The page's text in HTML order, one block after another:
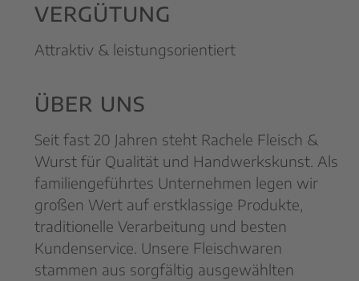
VERGÜTUNG
Attraktiv & leistungsorientiert
ÜBER UNS
Seit fast 20 Jahren steht Rachele Fleisch &
Wurst für Qualität und Handwerkskunst. Als
familiengeführtes Unternehmen legen wir
großen Wert auf erstklassige Produkte,
traditionelle Verarbeitung und besten
Kundenservice. Unsere Fleischwaren
stammen aus sorgfältig ausgewählten